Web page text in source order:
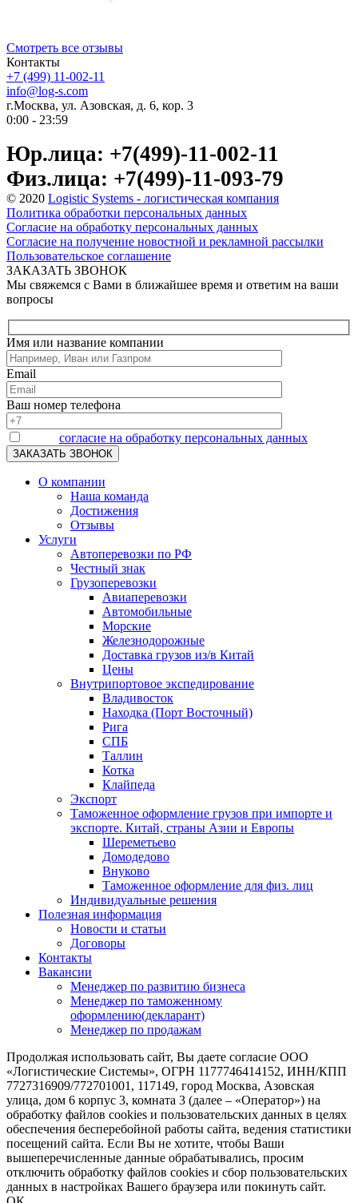
Смотреть все отзывы
Контакты
+7 (499) 11-002-11
info@log-s.com
г.Москва, ул. Азовская, д. 6, кор. 3
0:00 - 23:59
Юр.лица: +7(499)-11-002-11
Физ.лица: +7(499)-11-093-79
© 2020 Logistic Systems - логистическая компания
Политика обработки персональных данных
Согласие на обработку персональных данных
Согласие на получение новостной и рекламной рассылки
Пользовательское соглашение
ЗАКАЗАТЬ ЗВОНОК
Мы свяжемся с Вами в ближайшее время и ответим на ваши
вопросы
Имя или название компании
Email
Ваш номер телефона
согласие на обработку персональных данных
О компании
Наша команда
Достижения
Отзывы
Услуги
Автоперевозки по РФ
Честный знак
Грузоперевозки
Авиаперевозки
Автомобильные
Морские
Железнодорожные
Доставка грузов из/в Китай
Цены
Внутрипортовое экспедирование
Владивосток
Находка (Порт Восточный)
Рига
СПБ
Таллин
Котка
Клайпеда
Экспорт
Таможенное оформление грузов при импорте и
экспорте. Китай, страны Азии и Европы
Шереметьево
Домодедово
Внуково
Таможенное оформление для физ. лиц
Индивидуальные решения
Полезная информация
Новости и статьи
Договоры
Контакты
Вакансии
Менеджер по развитию бизнеса
Менеджер по таможенному
оформлению(декларант)
Менеджер по продажам
Продолжая использовать сайт, Вы даете согласие ООО
«Логистические Системы», ОГРН 1177746414152, ИНН/КПП
7727316909/772701001, 117149, город Москва, Азовская
улица, дом 6 корпус 3, комната 3 (далее – «Оператор») на
обработку файлов cookies и пользовательских данных в целях
обеспечения бесперебойной работы сайта, ведения статистики
посещений сайта. Если Вы не хотите, чтобы Ваши
вышеперечисленные данные обрабатывались, просим
отключить обработку файлов cookies и сбор пользовательских
данных в настройках Вашего браузера или покинуть сайт.